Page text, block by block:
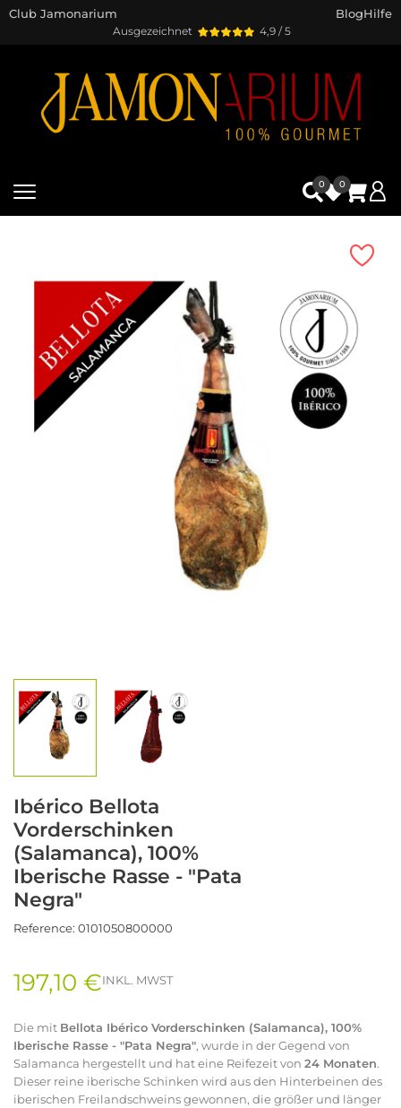
Ausgezeichnet 4,9 / 5
Club Jamonarium BlogHilfe
0 0
Ibérico Bellota
Vorderschinken
(Salamanca), 100%
Iberische Rasse - "Pata
Negra"
Reference: 0101050800000
197,10 €INKL. MWST
Die mit Bellota Ibérico Vorderschinken (Salamanca), 100%
Iberische Rasse - "Pata Negra", wurde in der Gegend von
Salamanca hergestellt und hat eine Reifezeit von 24 Monaten.
Dieser reine iberische Schinken wird aus den Hinterbeinen des
iberischen Freilandschweins gewonnen, die größer und länger